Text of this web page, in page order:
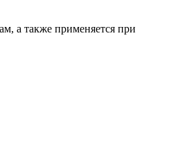
а также применяется при